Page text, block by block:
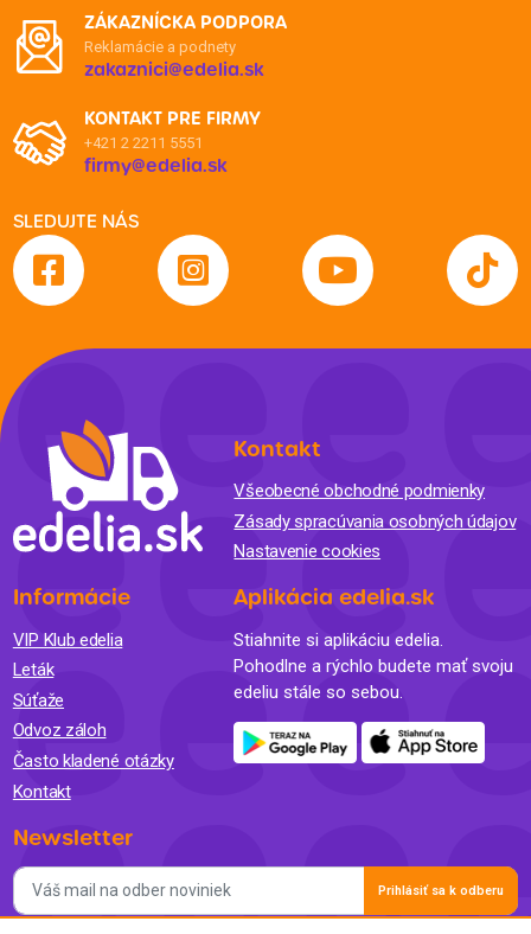
ZÁKAZNÍCKA PODPORA
Reklamácie a podnety
zakaznici@edelia.sk
KONTAKT PRE FIRMY
+421 2 2211 5551
firmy@edelia.sk
SLEDUJTE NÁS
Kontakt
Všeobecné obchodné podmienky
Zásady spracúvania osobných údajov
Nastavenie cookies
Informácie
VIP Klub edelia
Leták
Súťaže
Odvoz záloh
Často kladené otázky
Kontakt
Aplikácia edelia.sk
Stiahnite si aplikáciu edelia.
Pohodlne a rýchlo budete mať svoju
edeliu stále so sebou.
Newsletter
Prihlásiť sa k odberu